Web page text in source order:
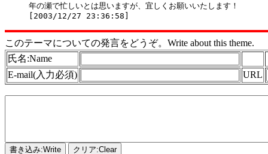
年の瀬で忙しいとは思いますが、宜しくお願いいたします！
このテーマについての発言をどうぞ。Write about this theme.
氏名:Name
E-mail(入力必須)
URL